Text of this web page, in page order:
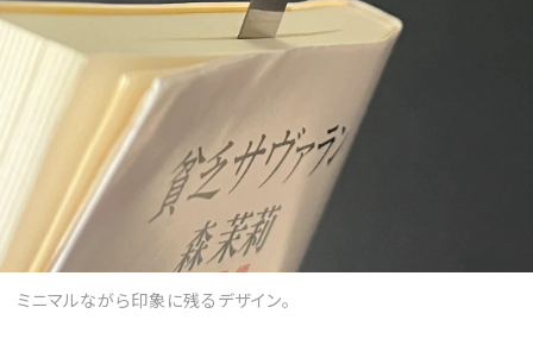
ミニマルながら印象に残るデザイン。